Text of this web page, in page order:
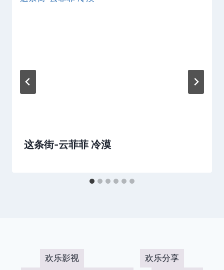
这条街-云菲菲 冷漠
欢乐影视 欢乐分享